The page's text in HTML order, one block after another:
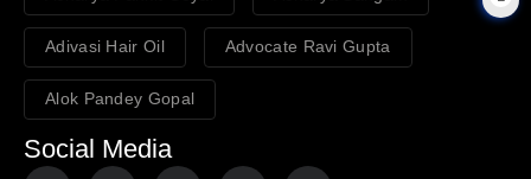
Adivasi Hair Oil Advocate Ravi Gupta
Alok Pandey Gopal
Social Media